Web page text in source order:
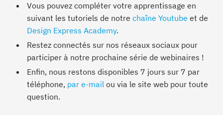
Vous pouvez compléter votre apprentissage en
suivant les tutoriels de notre chaîne Youtube et de
Design Express Academy.
Restez connectés sur nos réseaux sociaux pour
participer à notre prochaine série de webinaires !
Enfin, nous restons disponibles 7 jours sur 7 par
téléphone, par e-mail ou via le site web pour toute
question.